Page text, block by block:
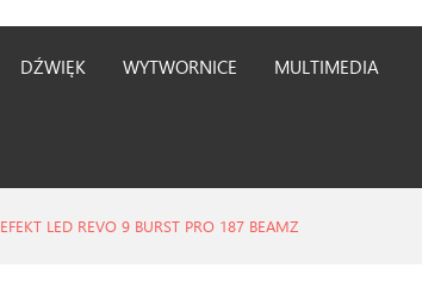
DŹWIĘK WYTWORNICE MULTIMEDIA
EFEKT LED REVO 9 BURST PRO 187 BEAMZ